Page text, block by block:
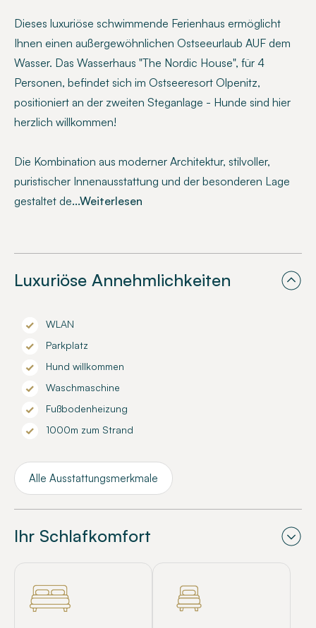
Dieses luxuriöse schwimmende Ferienhaus ermöglicht
Ihnen einen außergewöhnlichen Ostseeurlaub AUF dem
Wasser. Das Wasserhaus "The Nordic House", für 4
Personen, befindet sich im Ostseeresort Olpenitz,
positioniert an der zweiten Steganlage - Hunde sind hier
herzlich willkommen!
Die Kombination aus moderner Architektur, stilvoller,
puristischer Innenausstattung und der besonderen Lage
gestaltet de...Weiterlesen
Luxuriöse Annehmlichkeiten
WLAN
Parkplatz
Hund willkommen
Waschmaschine
Fußbodenheizung
1000m zum Strand
Alle Ausstattungsmerkmale
Ihr Schlafkomfort